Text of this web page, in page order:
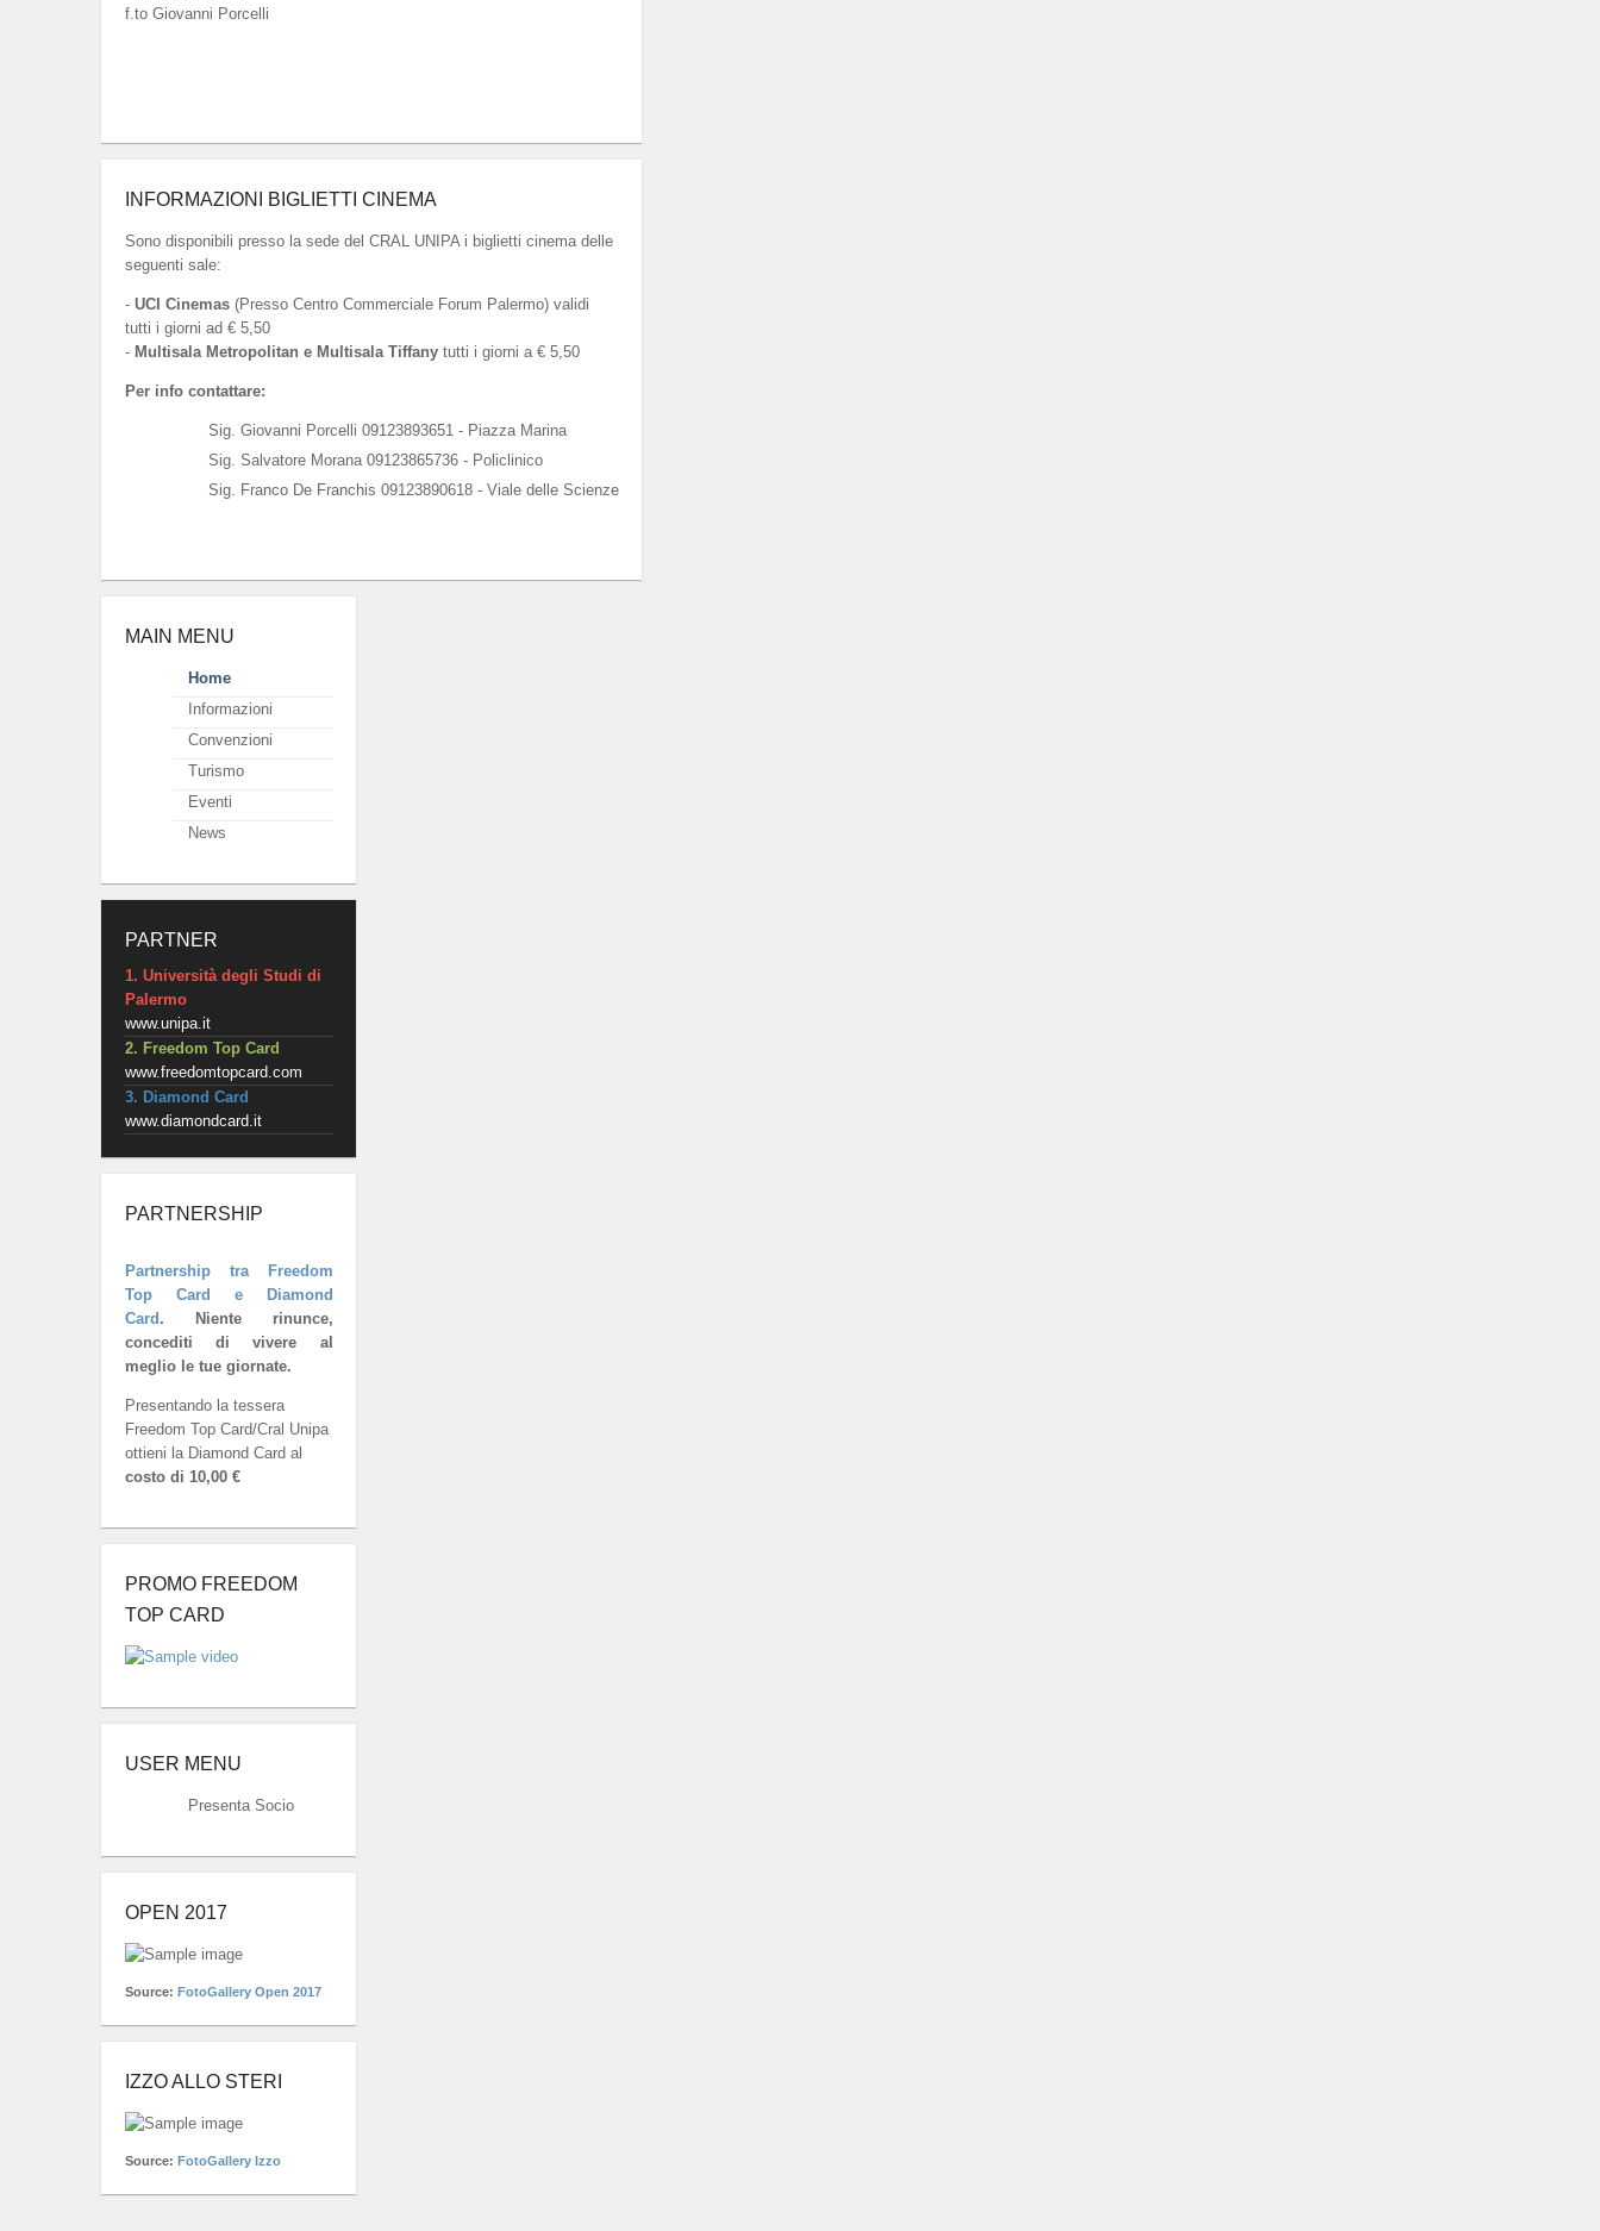
f.to Giovanni Porcelli
INFORMAZIONI BIGLIETTI CINEMA
Sono disponibili presso la sede del CRAL UNIPA i biglietti cinema delle
seguenti sale:
- UCI Cinemas(Presso Centro Commerciale Forum Palermo) validi
tutti i giorni ad € 5,50
- Multisala Metropolitan e Multisala Tiffanytutti i giorni a € 5,50
Per info contattare:
Sig. Giovanni Porcelli 09123893651 - Piazza Marina
Sig. Salvatore Morana 09123865736 - Policlinico
Sig. Franco De Franchis 09123890618 - Viale delle Scienze
MAIN MENU
Home
Informazioni
Convenzioni
Turismo
Eventi
News
PARTNER
1. Università degli Studi di
Palermo
www.unipa.it
2. Freedom Top Card
www.freedomtopcard.com
3. Diamond Card
www.diamondcard.it
PARTNERSHIP
Partnership tra Freedom
Top Card e Diamond
Card. Niente rinunce,
concediti di vivere al
meglio le tue giornate.
Presentando la tessera
Freedom Top Card/Cral Unipa
ottieni la Diamond Card al
costo di 10,00 €
PROMO FREEDOM
TOP CARD
USER MENU
Presenta Socio
OPEN 2017
Source: FotoGallery Open 2017
IZZO ALLO STERI
Source: FotoGallery Izzo